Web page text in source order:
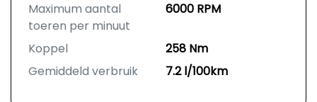
Maximum aantal
toeren per minuut
6000 RPM
Koppel
258 Nm
Gemiddeld verbruik
7.2 l/100km